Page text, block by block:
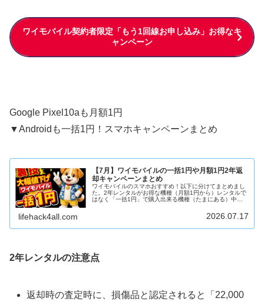
ワイモバイル契約者限定「もう1回線お申し込み」お得なキ
ャンペーン
Google Pixel10aも月額1円
▼Androidも一括1円！スマホキャンペーンまとめ
【7月】ワイモバイルの一括1円や月額1円2年返
却キャンペーンまとめ
ワイモバイルのスマホおすすめ！以下に分けてまとめまし
た。2年レンタルがお得な機種（月額1円から）レンタルで
はなく「一括1円」で購入出来る機種（たまにある）中古
lifehack4all.com 2026.07.17
2年レンタルの注意点
返却時の査定時に、損傷品と認定されると「22,000